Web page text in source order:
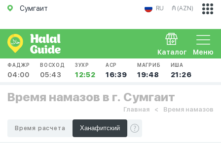
Сумгаит RU ₼ (AZN)
Меню
Каталог
ФАДЖР
04:00
ВОСХОД
05:43
ЗУХР
12:52
АСР
16:39
МАГРИБ
19:48
ИША
21:26
Время намазов в г. Сумгаит
Главная Время намазов
Время расчета